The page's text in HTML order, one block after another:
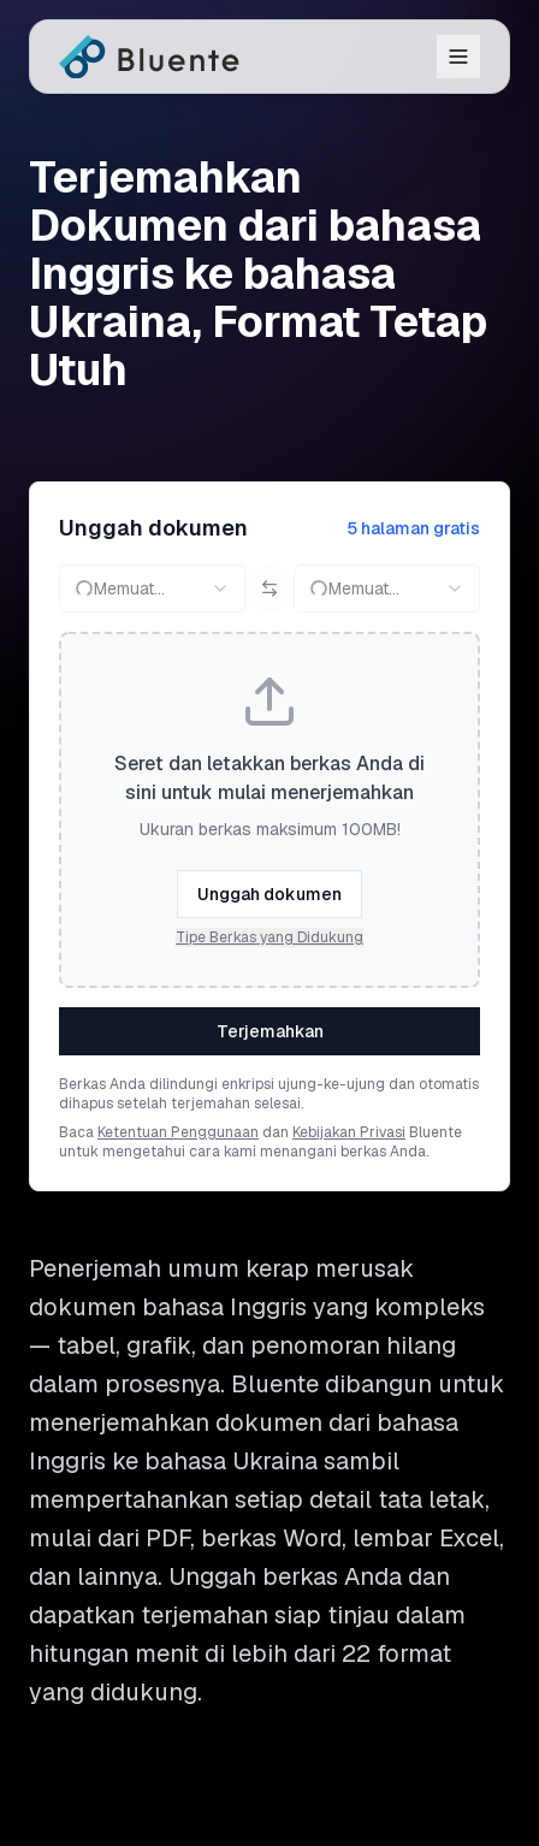
Terjemahkan
Dokumen dari bahasa
Inggris ke bahasa
Ukraina, Format Tetap
Utuh
Unggah dokumen 5 halaman gratis
Memuat... Memuat...
Seret dan letakkan berkas Anda di
sini untuk mulai menerjemahkan
Ukuran berkas maksimum 100MB!
Unggah dokumen
Tipe Berkas yang Didukung
Terjemahkan
Berkas Anda dilindungi enkripsi ujung-ke-ujung dan otomatis
dihapus setelah terjemahan selesai.
Baca Ketentuan Penggunaan dan Kebijakan Privasi Bluente
untuk mengetahui cara kami menangani berkas Anda.
Penerjemah umum kerap merusak
dokumen bahasa Inggris yang kompleks
— tabel, grafik, dan penomoran hilang
dalam prosesnya. Bluente dibangun untuk
menerjemahkan dokumen dari bahasa
Inggris ke bahasa Ukraina sambil
mempertahankan setiap detail tata letak,
mulai dari PDF, berkas Word, lembar Excel,
dan lainnya. Unggah berkas Anda dan
dapatkan terjemahan siap tinjau dalam
hitungan menit di lebih dari 22 format
yang didukung.